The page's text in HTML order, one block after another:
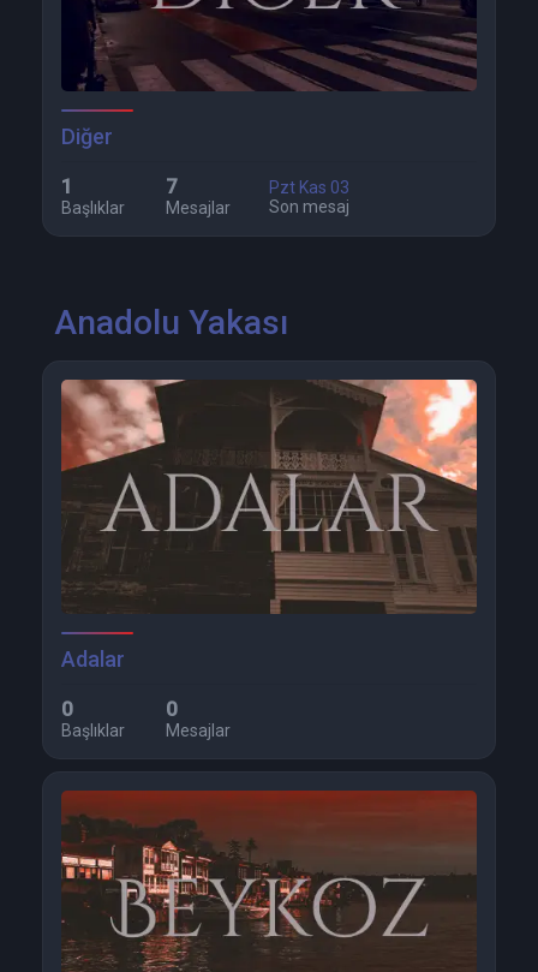
Diğer
1
Başlıklar
7
Mesajlar
Pzt Kas 03
Son mesaj
Anadolu Yakası
Adalar
0
Başlıklar
0
Mesajlar